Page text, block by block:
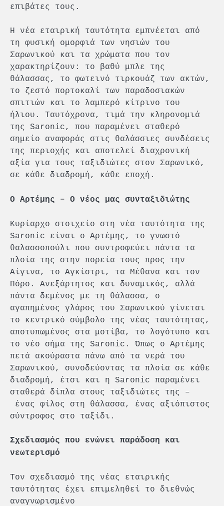
επιβάτες τους.
Η νέα εταιρική ταυτότητα εμπνέεται από
τη φυσική ομορφιά των νησιών του
Σαρωνικού και τα χρώματα που τον
χαρακτηρίζουν: το βαθύ μπλε της
θάλασσας, το φωτεινό τιρκουάζ των ακτών,
το ζεστό πορτοκαλί των παραδοσιακών
σπιτιών και το λαμπερό κίτρινο του
ήλιου. Ταυτόχρονα, τιμά την κληρονομιά
της Saronic, που παραμένει σταθερό
σημείο αναφοράς στις θαλάσσιες συνδέσεις
της περιοχής και αποτελεί διαχρονική
αξία για τους ταξιδιώτες στον Σαρωνικό,
σε κάθε διαδρομή, κάθε εποχή.
Ο Αρτέμης – Ο νέος μας συνταξιδιώτης
Κυρίαρχο στοιχείο στη νέα ταυτότητα της
Saronic είναι ο Αρτέμης, το γνωστό
θαλασσοπούλι που συντροφεύει πάντα τα
πλοία της στην πορεία τους προς την
Αίγινα, το Αγκίστρι, τα Μέθανα και τον
Πόρο. Ανεξάρτητος και δυναμικός, αλλά
πάντα δεμένος με τη θάλασσα, ο
αγαπημένος γλάρος του Σαρωνικού γίνεται
το κεντρικό σύμβολο της νέας ταυτότητας,
αποτυπωμένος στα μοτίβα, το λογότυπο και
το νέο σήμα της Saronic. Όπως ο Αρτέμης
πετά ακούραστα πάνω από τα νερά του
Σαρωνικού, συνοδεύοντας τα πλοία σε κάθε
διαδρομή, έτσι και η Saronic παραμένει
σταθερά δίπλα στους ταξιδιώτες της –
ένας φίλος στη θάλασσα, ένας αξιόπιστος
σύντροφος στο ταξίδι.
Σχεδιασμός που ενώνει παράδοση και
νεωτερισμό
Τον σχεδιασμό της νέας εταιρικής
ταυτότητας έχει επιμεληθεί το διεθνώς
αναγνωρισμένο